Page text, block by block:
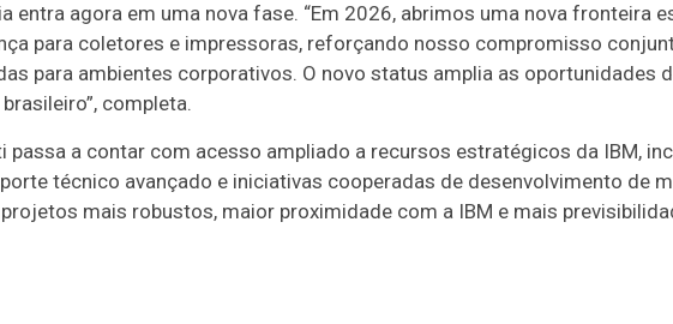
entra agora em uma nova fase. “Em 2026, abrimos uma nova fronteira
para coletores e impressoras, reforçando nosso compromisso
para ambientes corporativos. O novo status amplia as oportunidades
completa.
passa a contar com acesso ampliado a recursos estratégicos da IBM,
técnico avançado e iniciativas cooperadas de desenvolvimento de
mais robustos, maior proximidade com a IBM e mais